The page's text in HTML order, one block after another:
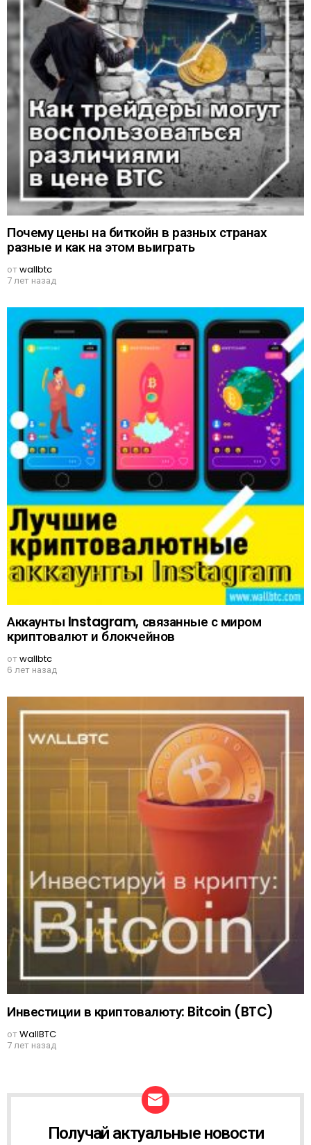
Почему цены на биткойн в разных странах
разные и как на этом выиграть
отwallbtc
7 лет назад
Аккаунты Instagram, связанные с миром
криптовалют и блокчейнов
отwallbtc
6 лет назад
Инвестиции в криптовалюту: Bitcoin (BTC)
отWallBTC
7 лет назад
Получай актуальные новости